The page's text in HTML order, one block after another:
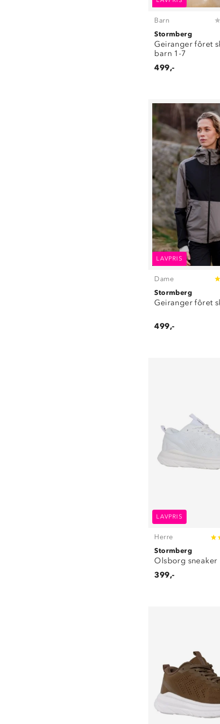
19/22 (3)
27/30
31/34 (2)
37/39
40/42
Barn
Stormberg
Geiranger fôret
barn 1-7
499,-
LAVPRIS
Dame
Stormberg
Geiranger fôret
499,-
LAVPRIS
Herre
Stormberg
Olsborg sneaker
399,-